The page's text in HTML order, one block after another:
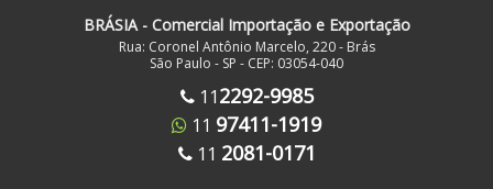
Corte e Solda Lateral 500
Corte e Solda para Redinha de Frutas
Corte e Solda para Sacos com Zip Lock
Corte e Solda para Sacos de Lixo Hospitalar Hamper com Alça - Em Rolo
BRÁSIA - Comercial Importação e Exportação
Rua: Coronel Antônio Marcelo, 220 - Brás
São Paulo - SP - CEP: 03054-040
112292-9985
11 97411-1919
11 2081-0171